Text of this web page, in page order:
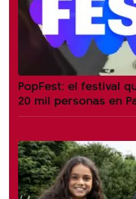
PopFest: el festival
20 mil personas en